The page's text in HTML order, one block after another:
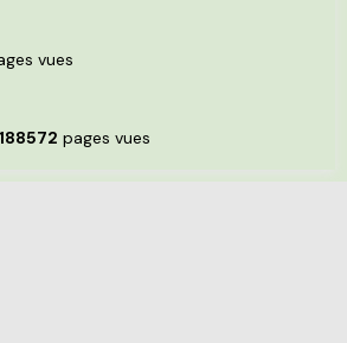
vues
pages vues